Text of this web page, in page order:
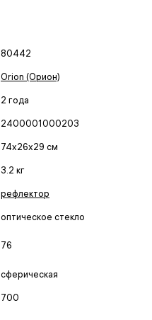
80442
Orion (Орион)
2 года
2400001000203
74x26x29 см
3.2 кг
рефлектор
оптическое стекло
76
сферическая
700